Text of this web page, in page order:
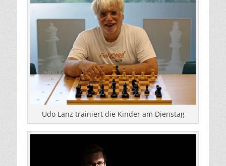
Udo Lanz trainiert die Kinder am Dienstag